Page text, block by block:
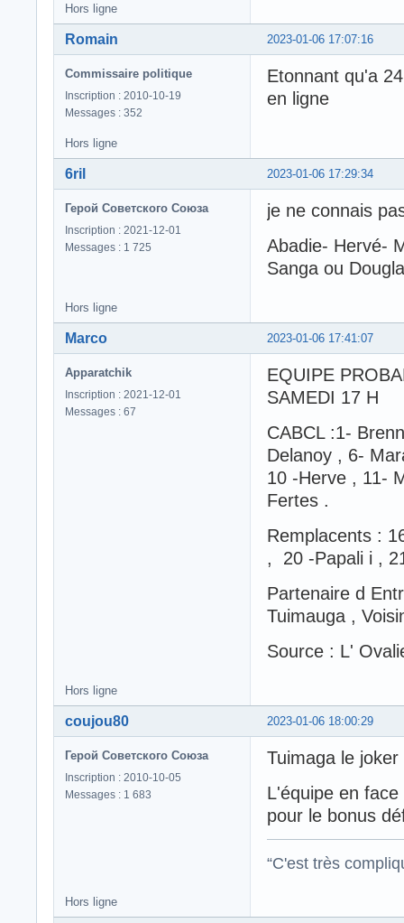
Hors ligne
2023-01-06 17:07:16
Romain
Commissaire politique
Inscription : 2010-10-19
Messages : 352
Etonnant qu'a
en ligne
Hors ligne
2023-01-06 17:29:34
6ril
Герой Советского Союза
Inscription : 2021-12-01
Messages : 1 725
je ne connais
Abadie- Hervé-
Sanga ou
Hors ligne
2023-01-06 17:41:07
Marco
Apparatchik
Inscription : 2021-12-01
Messages : 67
EQUIPE
SAMEDI 17 H
CABCL :1-
Delanoy , 6-
10 -Herve , 11-
Fertes .
Remplacents :
, 20 -Papali i ,
Partenaire d
Tuimauga ,
Source : L'
Hors ligne
2023-01-06 18:00:29
coujou80
Герой Советского Союза
Inscription : 2010-10-05
Messages : 1 683
Tuimaga le
L'équipe en
pour le bonus
“C'est très
Hors ligne